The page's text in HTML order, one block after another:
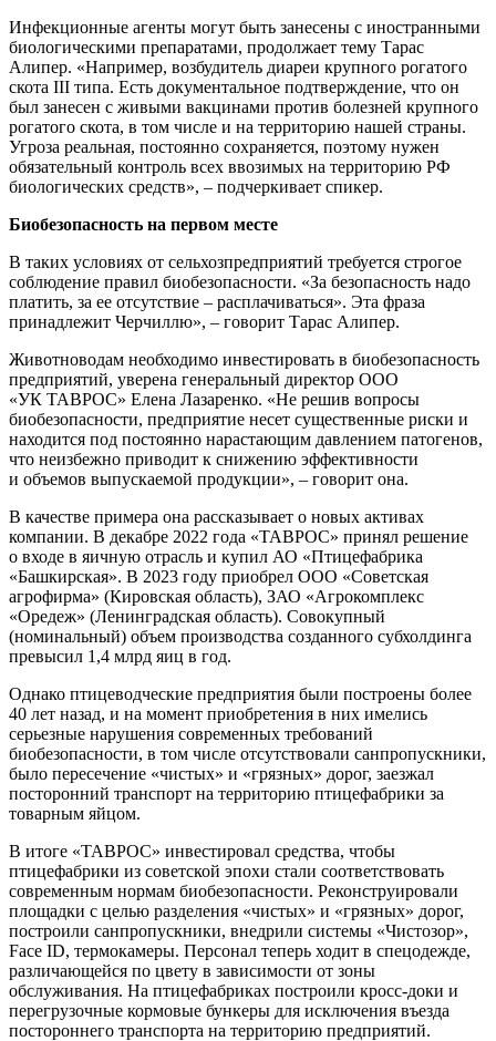
Инфекционные агенты могут быть занесены с иностранными
биологическими препаратами, продолжает тему Тарас
Алипер. «Например, возбудитель диареи крупного рогатого
скота III типа. Есть документальное подтверждение, что он
был занесен с живыми вакцинами против болезней крупного
рогатого скота, в том числе и на территорию нашей страны.
Угроза реальная, постоянно сохраняется, поэтому нужен
обязательный контроль всех ввозимых на территорию РФ
биологических средств», – подчеркивает спикер.
Биобезопасность на первом месте
В таких условиях от сельхозпредприятий требуется строгое
соблюдение правил биобезопасности. «За безопасность надо
платить, за ее отсутствие – расплачиваться». Эта фраза
принадлежит Черчиллю», – говорит Тарас Алипер.
Животноводам необходимо инвестировать в биобезопасность
предприятий, уверена генеральный директор ООО
«УК ТАВРОС» Елена Лазаренко. «Не решив вопросы
биобезопасности, предприятие несет существенные риски и
находится под постоянно нарастающим давлением патогенов,
что неизбежно приводит к снижению эффективности
и объемов выпускаемой продукции», – говорит она.
В качестве примера она рассказывает о новых активах
компании. В декабре 2022 года «ТАВРОС» принял решение
о входе в яичную отрасль и купил АО «Птицефабрика
«Башкирская». В 2023 году приобрел ООО «Советская
агрофирма» (Кировская область), ЗАО «Агрокомплекс
«Оредеж» (Ленинградская область). Совокупный
(номинальный) объем производства созданного субхолдинга
превысил 1,4 млрд яиц в год.
Однако птицеводческие предприятия были построены более
40 лет назад, и на момент приобретения в них имелись
серьезные нарушения современных требований
биобезопасности, в том числе отсутствовали санпропускники,
было пересечение «чистых» и «грязных» дорог, заезжал
посторонний транспорт на территорию птицефабрики за
товарным яйцом.
В итоге «ТАВРОС» инвестировал средства, чтобы
птицефабрики из советской эпохи стали соответствовать
современным нормам биобезопасности. Реконструировали
площадки с целью разделения «чистых» и «грязных» дорог,
построили санпропускники, внедрили системы «Чистозор»,
Face ID, термокамеры. Персонал теперь ходит в спецодежде,
различающейся по цвету в зависимости от зоны
обслуживания. На птицефабриках построили кросс-доки и
перегрузочные кормовые бункеры для исключения въезда
постороннего транспорта на территорию предприятий.